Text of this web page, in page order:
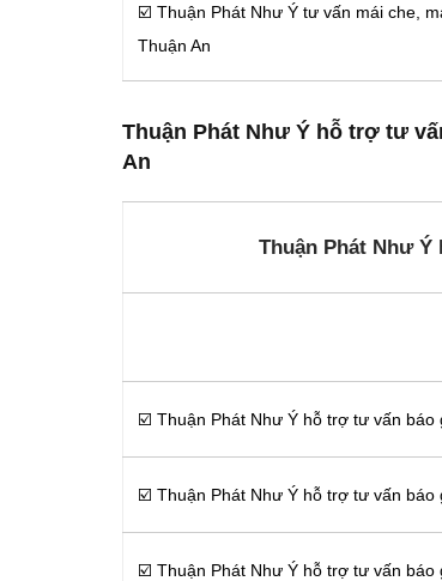
☑️ Thuận Phát Như Ý tư vấn mái che,
Thuận An
Thuận Phát Như Ý hỗ trợ tư
An
Thuận Phát Như
☑️ Thuận Phát Như Ý hỗ trợ tư vấn báo
☑️ Thuận Phát Như Ý hỗ trợ tư vấn báo
☑️ Thuận Phát Như Ý hỗ trợ tư vấn báo